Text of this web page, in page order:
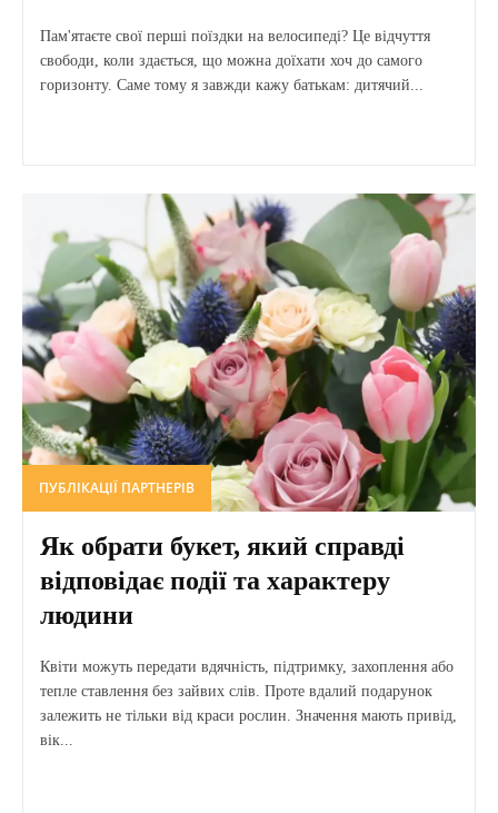
Пам'ятаєте свої перші поїздки на велосипеді? Це відчуття
свободи, коли здається, що можна доїхати хоч до самого
горизонту. Саме тому я завжди кажу батькам: дитячий...
ПУБЛІКАЦІЇ ПАРТНЕРІВ
Як обрати букет, який справді
відповідає події та характеру
людини
Квіти можуть передати вдячність, підтримку, захоплення або
тепле ставлення без зайвих слів. Проте вдалий подарунок
залежить не тільки від краси рослин. Значення мають привід,
вік...